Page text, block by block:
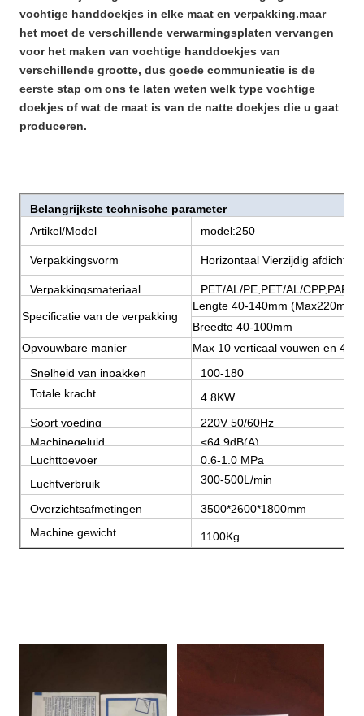
vochtige handdoekjes in elke maat en verpakking.maar
het moet de verschillende verwarmingsplaten vervangen
voor het maken van vochtige handdoekjes van
verschillende grootte, dus goede communicatie is de
eerste stap om ons te laten weten welk type vochtige
doekjes of wat de maat is van de natte doekjes die u gaat
produceren.
Belangrijkste technische parameter
Artikel/Model
model:250
Verpakkingsvorm Horizontaal Vierzijdig
Verpakkingsmateriaal PET/AL/PE,PET/AL/
Specificatie van de verpakking
Lengte 40-140mm (Max220mm)
Breedte 40-100mm
Opvouwbare manier
Max 10 verticaal vouwen en 4
Snelheid van inpakken
100-180
zakken/minuut
Totale kracht
4.8KW
Soort voeding
220V 50/60Hz
Machinegeluid
≤64.9dB(A)
Luchttoevoer
0,6-1,0 MPa
Luchtverbruik
300-500L/min
Overzichtsafmetingen
(L*B*H)
3500*2600*1800mm
Machine gewicht
1100Kg